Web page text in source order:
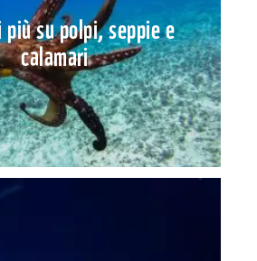
su polpi, seppie e
calamari